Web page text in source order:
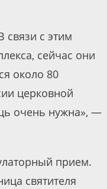
с этим
сейчас они
около 80
церковной
очень нужна», —
прием.
святителя